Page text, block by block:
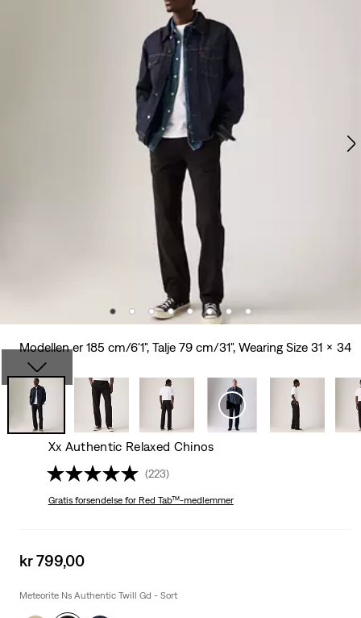
Modellen er 185 cm/6'1", Talje 79 cm/31", Wearing Size 31 x 34
Xx Authentic Relaxed Chinos
(223)
Gratis forsendelsefor Red Tab™-medlemmer
Sale
is
kr 799,00
Meteorite Ns Authentic Twill Gd - Sort